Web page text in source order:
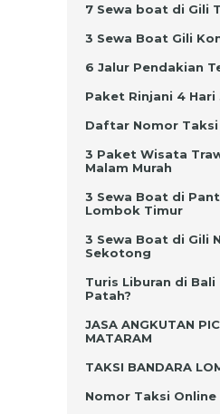
7 Sewa boat di Gili
3 Sewa Boat Gili
6 Jalur Pendakian
Paket Rinjani 4 Hari
Daftar Nomor Taksi
3 Paket Wisata
Malam Murah
3 Sewa Boat di
Lombok Timur
3 Sewa Boat di Gili
Sekotong
Turis Liburan di Bali
Patah?
JASA ANGKUTAN
MATARAM
TAKSI BANDARA
Nomor Taksi Online